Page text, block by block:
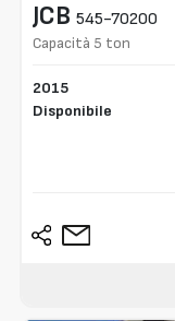
JCB 545-70200
Capacità 5 ton
2015
Disponibile